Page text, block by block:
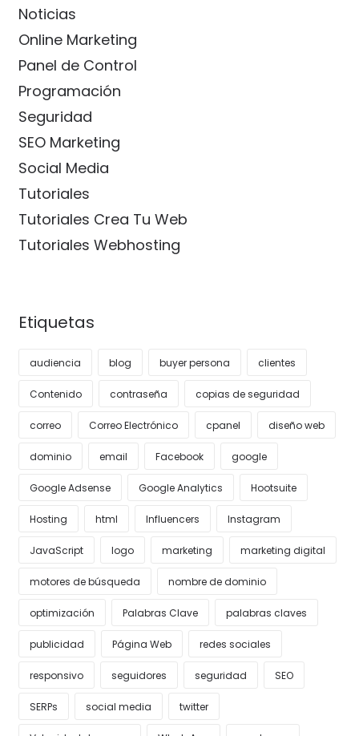
Noticias
Online Marketing
Panel de Control
Programación
Seguridad
SEO Marketing
Social Media
Tutoriales
Tutoriales Crea Tu Web
Tutoriales Webhosting
Etiquetas
audiencia blog buyer persona clientes
Contenido contraseña copias de seguridad
correo Correo Electrónico cpanel diseño web
dominio email Facebook google
Google Adsense Google Analytics Hootsuite
Hosting html Influencers Instagram
JavaScript logo marketing marketing digital
motores de búsqueda nombre de dominio
optimización Palabras Clave palabras claves
publicidad Página Web redes sociales
responsivo seguidores seguridad SEO
SERPs social media twitter